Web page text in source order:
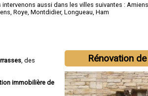
intervenons aussi dans les villes suivantes : Amiens
,Roye ,Montdidier,Longueau ,Ham
Rénovation
, des
immobilière de